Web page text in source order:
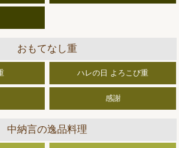
おもてなし重
ハレの日 よろこび重
感謝
中納言の逸品料理